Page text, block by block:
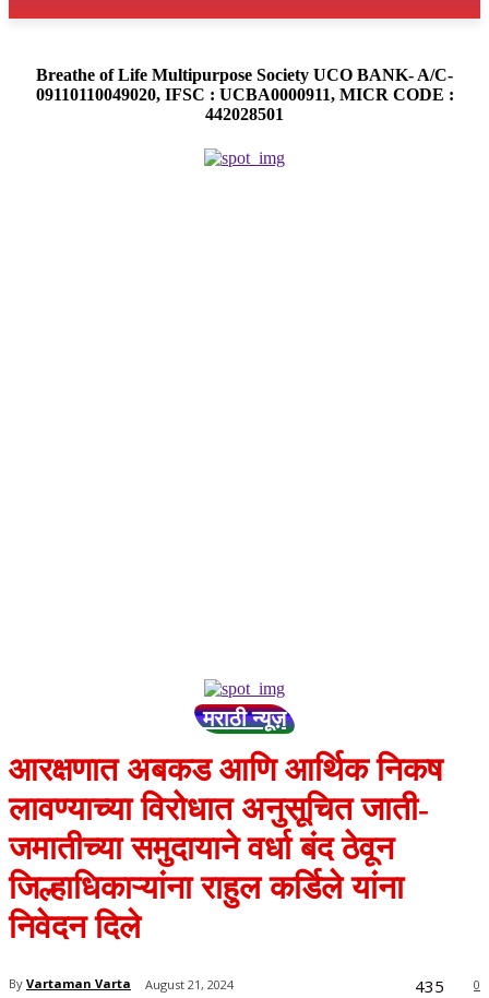
Breathe of Life Multipurpose Society UCO BANK- A/C-
09110110049020, IFSC : UCBA0000911, MICR CODE :
442028501
मराठी न्यूज़
आरक्षणात अबकड आणि आर्थिक निकष
लावण्याच्या विरोधात अनुसूचित जाती-
जमातीच्या समुदायाने वर्धा बंद ठेवून
जिल्हाधिकाऱ्यांना राहुल कर्डिले यांना
निवेदन दिले
By Vartaman Varta August 21, 2024 0
435